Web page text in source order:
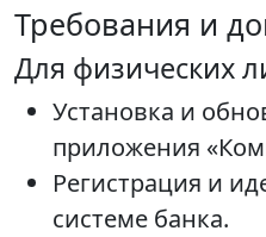
Требования и
Для физических
Установка и
приложения
Регистрация и
системе банка.